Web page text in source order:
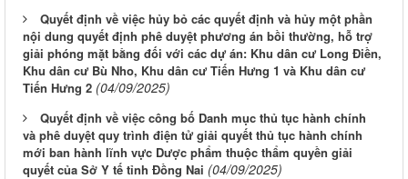
Quyết định về việc hủy bỏ các quyết định và hủy một phần
nội dung quyết định phê duyệt phương án bồi thường, hỗ trợ
giải phóng mặt bằng đối với các dự án: Khu dân cư Long Điền,
Khu dân cư Bù Nho, Khu dân cư Tiến Hưng 1 và Khu dân cư
Tiến Hưng 2 (04/09/2025)
Quyết định về việc công bố Danh mục thủ tục hành chính
và phê duyệt quy trình điện tử giải quyết thủ tục hành chính
mới ban hành lĩnh vực Dược phẩm thuộc thẩm quyền giải
quyết của Sở Y tế tỉnh Đồng Nai (04/09/2025)